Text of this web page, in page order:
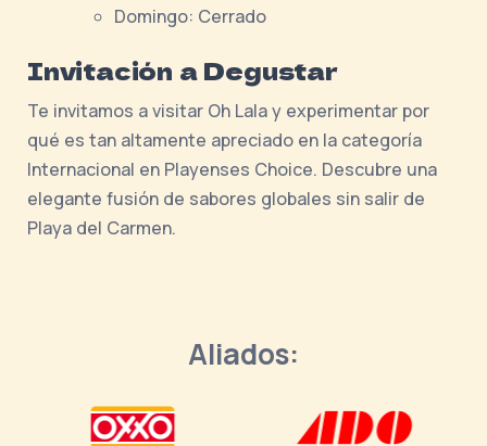
Domingo: Cerrado
Invitación a Degustar
Te invitamos a visitar Oh Lala y experimentar por
qué es tan altamente apreciado en la categoría
Internacional en Playenses Choice. Descubre una
elegante fusión de sabores globales sin salir de
Playa del Carmen.
Aliados: